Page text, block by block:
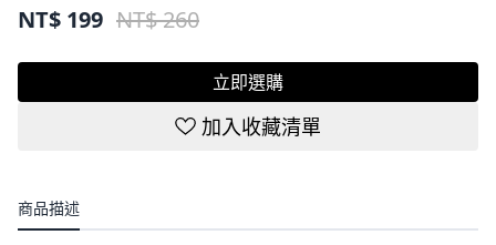
NT$ 199 NT$ 260
立即選購
加入收藏清單
商品描述